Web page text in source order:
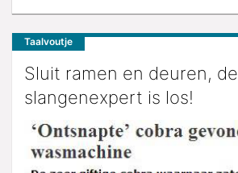
Taalvoutje
Sluit ramen en deuren, de
slangenexpert is los!